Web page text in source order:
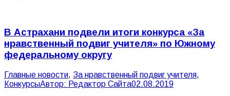
В Астрахани подвели итоги конкурса «За
нравственный подвиг учителя» по Южному
федеральному округу
Главные новости, За нравственный подвиг учителя,
КонкурсыАвтор: Редактор Сайта02.08.2019